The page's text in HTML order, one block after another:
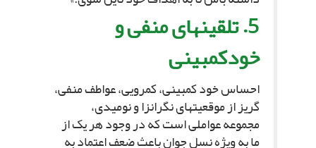
5. تلقین‏هاى منفى و
خودکم‏بینى‏
احساس خود کم‏بینى، کمرویى، عواطف منفى،
گریز از موقعیت‏هاى نگران‏زا و نومیدى،
مجموعه عواملى است که در وجود هر یک از
ما به ویژه نسل جوان باعث ضعف اعتماد به